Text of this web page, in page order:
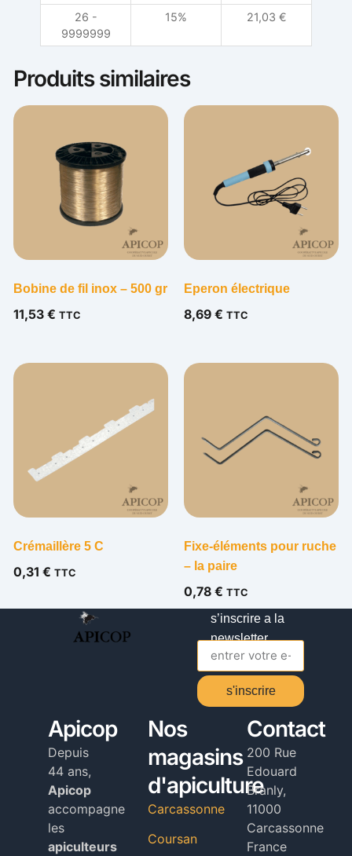
26 -
9999999
15% 21,03 €
Produits similaires
Bobine de fil inox – 500 gr
11,53 € TTC
Eperon électrique
8,69 € TTC
Crémaillère 5 C
0,31 € TTC
Fixe-éléments pour ruche
– la paire
0,78 € TTC
s’inscrire a la
newsletter
s'inscrire
Alternative:
Apicop
Depuis
44 ans,
Apicop
accompagne
les
apiculteurs
Nos
magasins
d'apiculture
Carcassonne
Coursan
Contact
200 Rue
Edouard
Branly,
11000
Carcassonne
France